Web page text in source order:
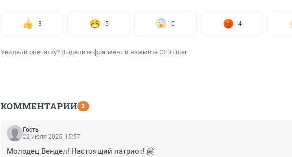
3 5 0 4
Увидели опечатку? Выделите фрагмент и нажмите Ctrl+Enter
КОММЕНТАРИИ 3
Гость
22 июля 2025, 15:57
Молодец Вендел! Настоящий патриот! 🤗